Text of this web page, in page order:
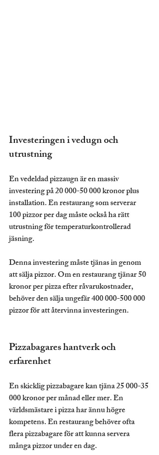
Investeringen i vedugn och
utrustning
En vedeldad pizzaugn är en massiv
investering på 20 000-50 000 kronor plus
installation. En restaurang som serverar
100 pizzor per dag måste också ha rätt
utrustning för temperaturkontrollerad
jäsning.
Denna investering måste tjänas in genom
att sälja pizzor. Om en restaurang tjänar 50
kronor per pizza efter råvarukostnader,
behöver den sälja ungefär 400 000-500 000
pizzor för att återvinna investeringen.
Pizzabagares hantverk och
erfarenhet
En skicklig pizzabagare kan tjäna 25 000-35
000 kronor per månad eller mer. En
världsmästare i pizza har ännu högre
kompetens. En restaurang behöver ofta
flera pizzabagare för att kunna servera
många pizzor under en dag.